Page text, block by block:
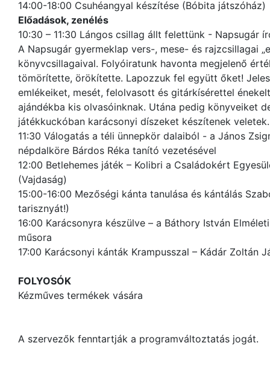
14:00-18:00 Csuhéangyal készítése (Bóbita játszóház)
Előadások, zenélés
10:30 – 11:30 Lángos csillag állt felettünk - Napsugár
A Napsugár gyermeklap vers-, mese- és rajzcsillagai
könyvcsillagaival. Folyóiratunk havonta megjelenő
tömörítette, örökítette. Lapozzuk fel együtt őket!
emlékeiket, mesét, felolvasott és gitárkísérettel
ajándékba kis olvasóinknak. Utána pedig könyveiket
játékkuckóban karácsonyi díszeket készítenek veletek.
11:30 Válogatás a téli ünnepkör dalaiból - a János
népdalköre Bárdos Réka tanító vezetésével
12:00 Betlehemes játék – Kolibri a Családokért
(Vajdaság)
15:00-16:00 Mezőségi kánta tanulása és kántálás
tarisznyát!)
16:00 Karácsonyra készülve – a Báthory István
műsora
17:00 Karácsonyi kánták Krampusszal – Kádár Zoltán
FOLYOSÓK
Kézműves termékek vására
A szervezők fenntartják a programváltoztatás jogát.